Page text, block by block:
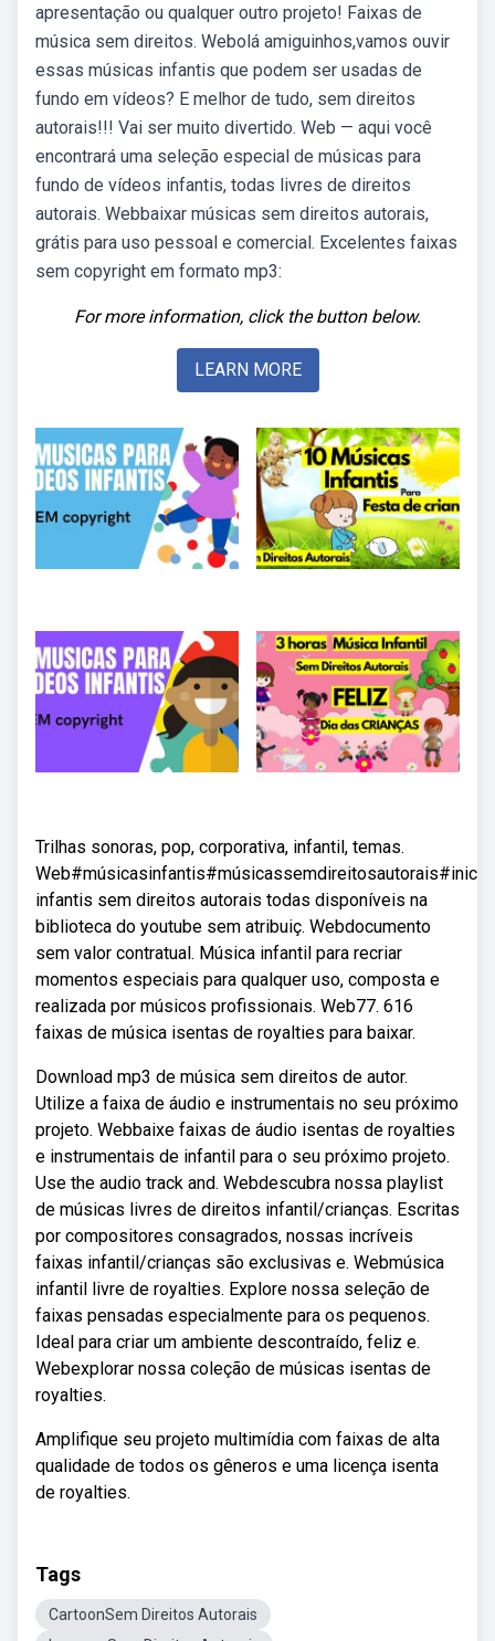
apresentação ou qualquer outro projeto! Faixas de
música sem direitos. Webolá amiguinhos,vamos ouvir
essas músicas infantis que podem ser usadas de
fundo em vídeos? E melhor de tudo, sem direitos
autorais!!! Vai ser muito divertido. Web — aqui você
encontrará uma seleção especial de músicas para
fundo de vídeos infantis, todas livres de direitos
autorais. Webbaixar músicas sem direitos autorais,
grátis para uso pessoal e comercial. Excelentes faixas
sem copyright em formato mp3:
For more information, click the button below.
LEARN MORE
Trilhas sonoras, pop, corporativa, infantil, temas.
infantis sem direitos autorais todas disponíveis na
biblioteca do youtube sem atribuiç. Webdocumento
sem valor contratual. Música infantil para recriar
momentos especiais para qualquer uso, composta e
realizada por músicos profissionais. Web77. 616
faixas de música isentas de royalties para baixar.
Download mp3 de música sem direitos de autor.
Utilize a faixa de áudio e instrumentais no seu próximo
projeto. Webbaixe faixas de áudio isentas de royalties
e instrumentais de infantil para o seu próximo projeto.
Use the audio track and. Webdescubra nossa playlist
de músicas livres de direitos infantil/crianças. Escritas
por compositores consagrados, nossas incríveis
faixas infantil/crianças são exclusivas e. Webmúsica
infantil livre de royalties. Explore nossa seleção de
faixas pensadas especialmente para os pequenos.
Ideal para criar um ambiente descontraído, feliz e.
Webexplorar nossa coleção de músicas isentas de
royalties.
Amplifique seu projeto multimídia com faixas de alta
qualidade de todos os gêneros e uma licença isenta
de royalties.
Tags
CartoonSem Direitos Autorais